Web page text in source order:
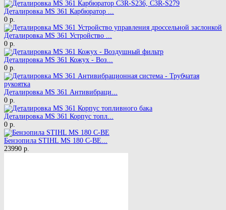
Деталировка MS 361 Карбюратор ...
0 р.
Деталировка MS 361 Устройство ...
0 р.
Деталировка MS 361 Кожух - Воз...
0 р.
Деталировка MS 361 Антивибраци...
0 р.
Деталировка MS 361 Корпус топл...
0 р.
Бензопила STIHL MS 180 C-BE...
23990 р.